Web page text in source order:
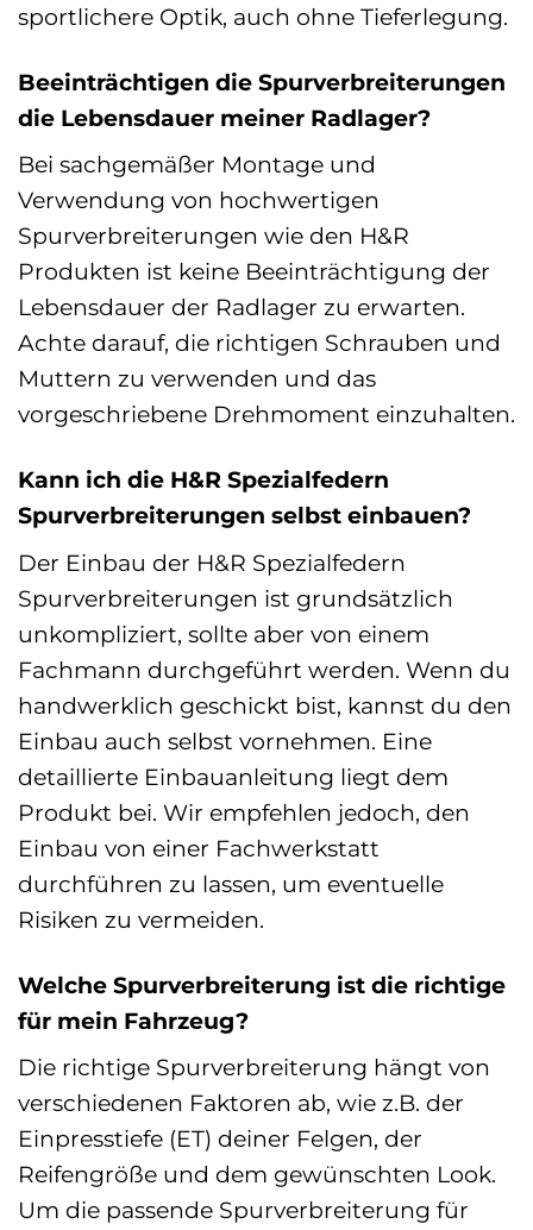
sportlichere Optik, auch ohne Tieferlegung.
Beeinträchtigen die Spurverbreiterungen
die Lebensdauer meiner Radlager?
Bei sachgemäßer Montage und
Verwendung von hochwertigen
Spurverbreiterungen wie den H&R
Produkten ist keine Beeinträchtigung der
Lebensdauer der Radlager zu erwarten.
Achte darauf, die richtigen Schrauben und
Muttern zu verwenden und das
vorgeschriebene Drehmoment einzuhalten.
Kann ich die H&R Spezialfedern
Spurverbreiterungen selbst einbauen?
Der Einbau der H&R Spezialfedern
Spurverbreiterungen ist grundsätzlich
unkompliziert, sollte aber von einem
Fachmann durchgeführt werden. Wenn du
handwerklich geschickt bist, kannst du den
Einbau auch selbst vornehmen. Eine
detaillierte Einbauanleitung liegt dem
Produkt bei. Wir empfehlen jedoch, den
Einbau von einer Fachwerkstatt
durchführen zu lassen, um eventuelle
Risiken zu vermeiden.
Welche Spurverbreiterung ist die richtige
für mein Fahrzeug?
Die richtige Spurverbreiterung hängt von
verschiedenen Faktoren ab, wie z.B. der
Einpresstiefe (ET) deiner Felgen, der
Reifengröße und dem gewünschten Look.
Um die passende Spurverbreiterung für